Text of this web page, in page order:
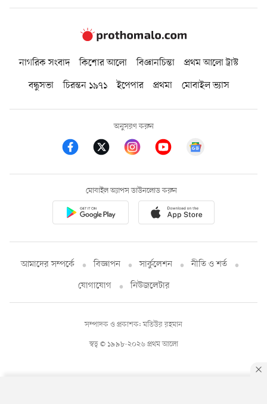
নাগরিক সংবাদ কিশোর আলো বিজ্ঞানচিন্তা
প্রথম আলো ট্রাস্ট
বন্ধুসভা
চিরন্তন ১৯৭১ ইপেপার প্রথমা মোবাইল ভ্যাস
অনুসরণ করুন
মোবাইল অ্যাপস ডাউনলোড করুন
আমাদের সম্পর্কে বিজ্ঞাপন সার্কুলেশন
নীতি ও শর্ত
যোগাযোগ
নিউজলেটার
স্বত্ব © ১৯৯৮-২০২৬ প্রথম আলো
সম্পাদক ও প্রকাশক: মতিউর রহমান